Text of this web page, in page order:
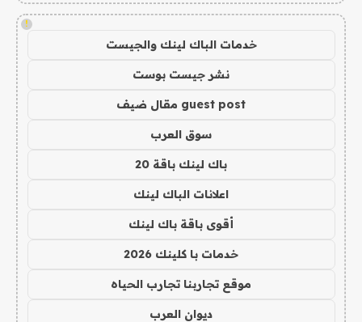
!
خدمات الباك لينك والجيست
نشر جيست بوست
guest post مقال ضيف
سوق العرب
باك لينك باقة 20
اعلانات الباك لينك
أقوى باقة باك لينك
خدمات با كلينك 2026
موقع تجاربنا تجارب الحياه
ديوان العرب